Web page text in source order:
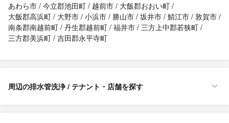
あわら市 今立郡池田町 越前市
大飯郡おおい町
大飯郡高浜町
大野市 小浜市 勝山市 坂井市 鯖江市 敦賀市
南条郡南越前町 丹生郡越前町 福井市 三方上中郡若狭町
三方郡美浜町 吉田郡永平寺町
周辺の排水管洗浄 / テナント・店舗を探す